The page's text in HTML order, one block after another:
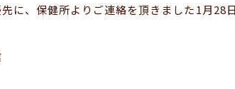
に、保健所よりご連絡を頂きました1月28